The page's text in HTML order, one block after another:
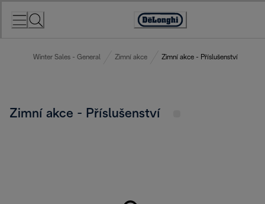
Accessibility
Winter Sales - General Zimní akce Zimní akce - Příslušenství
Zimní akce - Příslušenství